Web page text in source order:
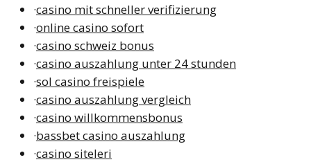
·casino mit schneller verifizierung
·online casino sofort
·casino schweiz bonus
·casino auszahlung unter 24 stunden
·sol casino freispiele
·casino auszahlung vergleich
·casino willkommensbonus
·bassbet casino auszahlung
·casino siteleri